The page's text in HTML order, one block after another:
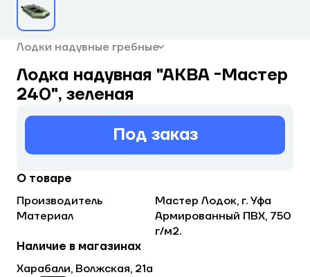
Лодки надувные гребные
Лодка надувная "АКВА -Мастер
240", зеленая
Под заказ
О товаре
Производитель
Мастер Лодок, г. Уфа
Материал
Армированный ПВХ, 750
г/м2.
Наличие в магазинах
Харабали, Волжская, 21а